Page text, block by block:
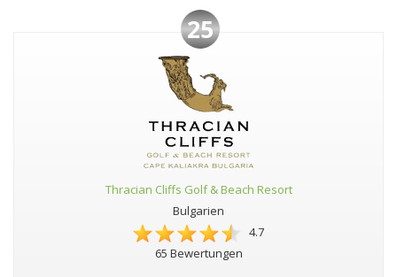
25
Thracian Cliffs Golf & Beach Resort
Bulgarien
4.7
65 Bewertungen